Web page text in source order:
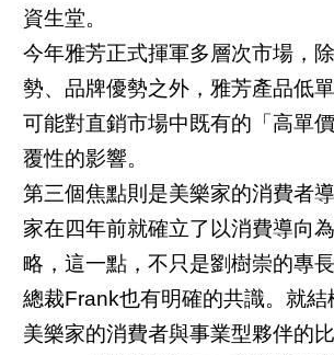
資生堂。
今年雅芳正式揮軍多層次市場，
勢、品牌優勢之外，雅芳產品低
可能對直銷市場中既有的「高單
覆性的影響。
第三個焦點則是美樂家的消費者
家在四年前就確立了以消費導向
略，這一點，不只是劉樹崇的專
總裁Frank也有明確的共識。就結
美樂家的消費者與事業型夥伴的